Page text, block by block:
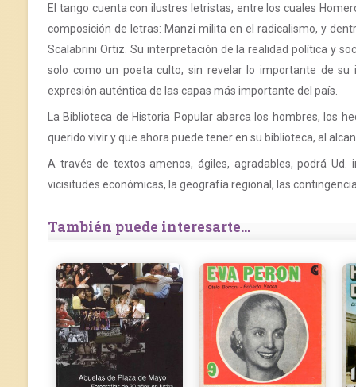
El tango cuenta con ilustres letristas, entre los cuales
composición de letras: Manzi milita en el radicalismo, y
Scalabrini Ortiz. Su interpretación de la realidad política y
solo como un poeta culto, sin revelar lo importante de
expresión auténtica de las capas más importante del país.
La Biblioteca de Historia Popular abarca los hombres, los
querido vivir y que ahora puede tener en su biblioteca, al
A través de textos amenos, ágiles, agradables, podrá
vicisitudes económicas, la geografía regional, las
También puede interesarte...